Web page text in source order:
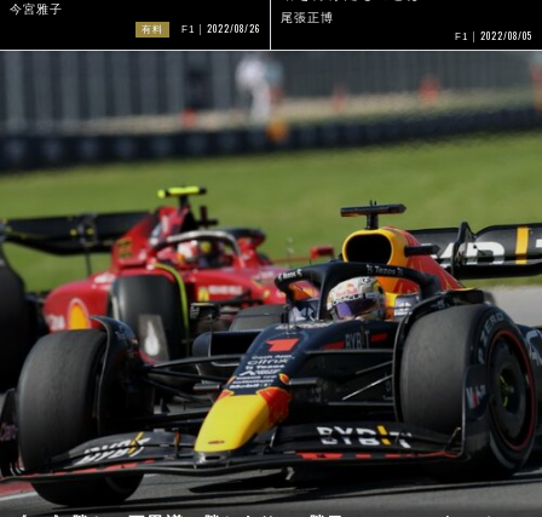
今宮雅子
有料 F1 2022/08/26
尾張正博
F1 2022/08/05